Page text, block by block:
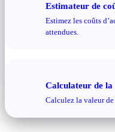
Estimateur de
Estimez les coûts
attendues.
Calculateur de
Calculez la valeur